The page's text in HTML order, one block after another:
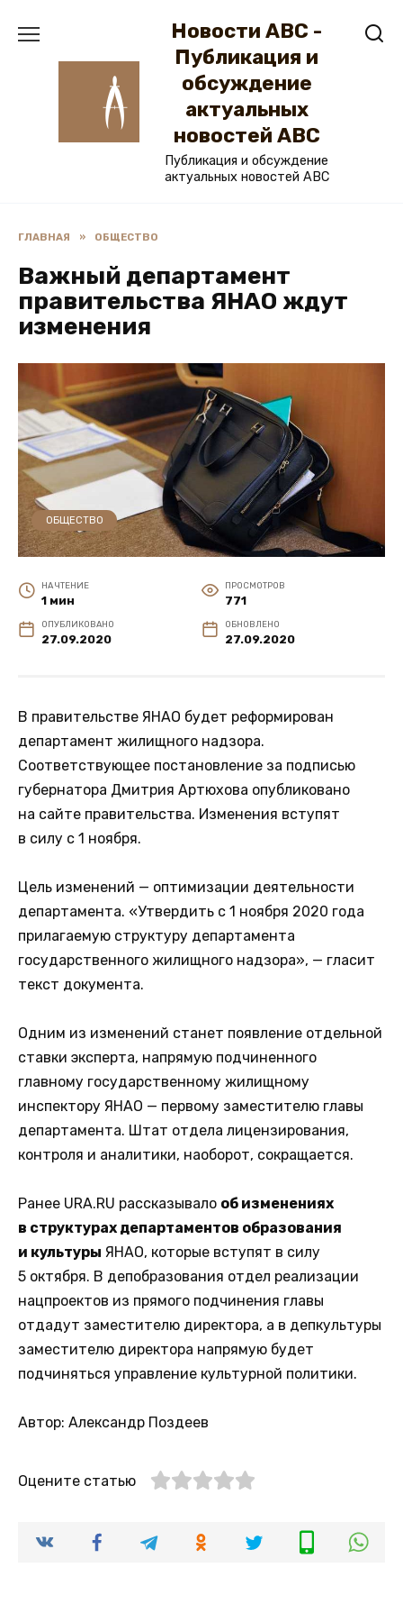
Новости ABC -
Публикация и
обсуждение
актуальных
новостей ABC
Публикация и обсуждение
актуальных новостей ABC
ГЛАВНАЯ » ОБЩЕСТВО
Важный департамент
правительства ЯНАО ждут
изменения
ОБЩЕСТВО
НА ЧТЕНИЕ
1 мин
ПРОСМОТРОВ
771
ОПУБЛИКОВАНО
27.09.2020
ОБНОВЛЕНО
27.09.2020
В правительстве ЯНАО будет реформирован
департамент жилищного надзора.
Соответствующее постановление за подписью
губернатора Дмитрия Артюхова опубликовано
на сайте правительства. Изменения вступят
в силу с 1 ноября.
Цель изменений — оптимизации деятельности
департамента. «Утвердить с 1 ноября 2020 года
прилагаемую структуру департамента
государственного жилищного надзора», — гласит
текст документа.
Одним из изменений станет появление отдельной
ставки эксперта, напрямую подчиненного
главному государственному жилищному
инспектору ЯНАО — первому заместителю главы
департамента. Штат отдела лицензирования,
контроля и аналитики, наоборот, сокращается.
Ранее URA.RU рассказывало об изменениях
в структурах департаментов образования
и культуры ЯНАО, которые вступят в силу
5 октября. В депобразования отдел реализации
нацпроектов из прямого подчинения главы
отдадут заместителю директора, а в депкультуры
заместителю директора напрямую будет
подчиняться управление культурной политики.
Автор: Александр Поздеев
Оцените статью